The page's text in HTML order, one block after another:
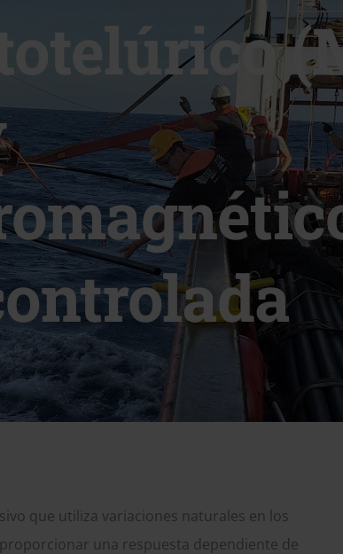
que utiliza variaciones naturales en los
una respuesta dependiente de